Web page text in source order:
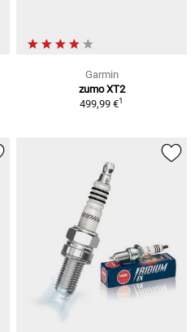
Garmin
zumo XT2
499,99 €1